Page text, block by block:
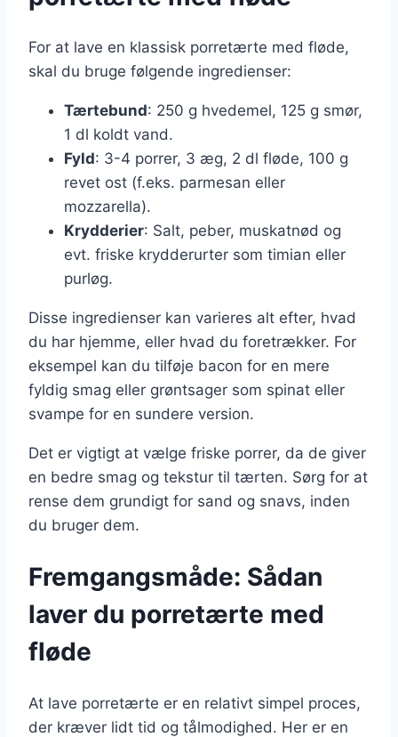
For at lave en klassisk porretærte med fløde,
skal du bruge følgende ingredienser:
Tærtebund: 250 g hvedemel, 125 g smør,
1 dl koldt vand.
Fyld: 3-4 porrer, 3 æg, 2 dl fløde, 100 g
revet ost (f.eks. parmesan eller
mozzarella).
Krydderier: Salt, peber, muskatnød og
evt. friske krydderurter som timian eller
purløg.
Disse ingredienser kan varieres alt efter, hvad
du har hjemme, eller hvad du foretrækker. For
eksempel kan du tilføje bacon for en mere
fyldig smag eller grøntsager som spinat eller
svampe for en sundere version.
Det er vigtigt at vælge friske porrer, da de giver
en bedre smag og tekstur til tærten. Sørg for at
rense dem grundigt for sand og snavs, inden
du bruger dem.
Fremgangsmåde: Sådan
laver du porretærte med
fløde
At lave porretærte er en relativt simpel proces,
der kræver lidt tid og tålmodighed. Her er en